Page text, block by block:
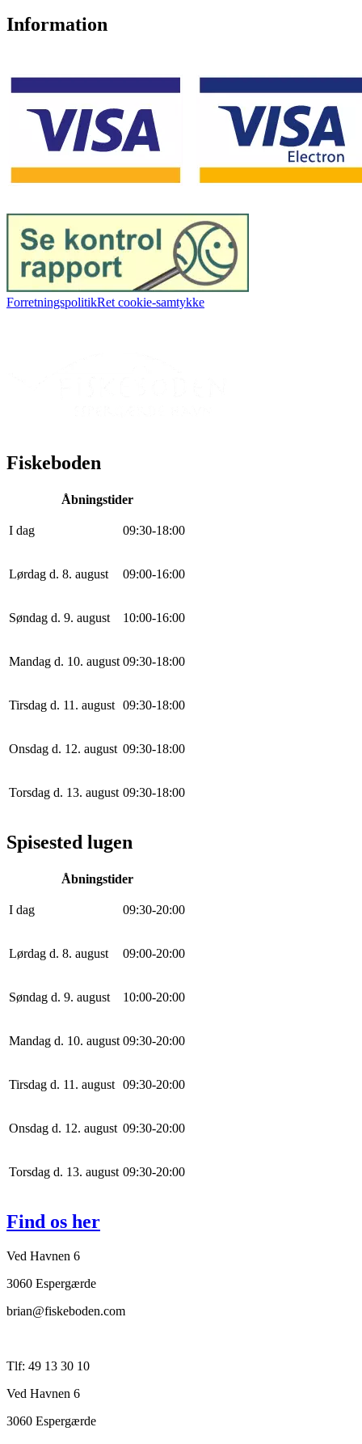
Information
ForretningspolitikRet cookie-samtykke
Fiskeboden
Åbningstider
I dag 09:30-18:00
Lørdag d. 8. august 09:00-16:00
Søndag d. 9. august 10:00-16:00
Mandag d. 10. august 09:30-18:00
Tirsdag d. 11. august 09:30-18:00
Onsdag d. 12. august 09:30-18:00
Torsdag d. 13. august 09:30-18:00
Spisested lugen
Åbningstider
I dag 09:30-20:00
Lørdag d. 8. august 09:00-20:00
Søndag d. 9. august 10:00-20:00
Mandag d. 10. august 09:30-20:00
Tirsdag d. 11. august 09:30-20:00
Onsdag d. 12. august 09:30-20:00
Torsdag d. 13. august 09:30-20:00
Find os her
Ved Havnen 6
3060 Espergærde
brian@fiskeboden.com
Tlf: 49 13 30 10
Ved Havnen 6
3060 Espergærde